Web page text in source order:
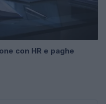
con HR e paghe